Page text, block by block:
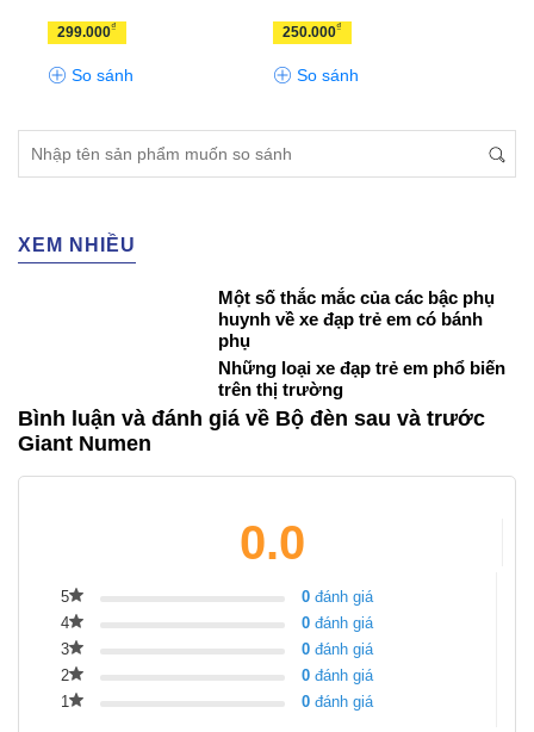
299.000₫
So sánh
250.000₫
So sánh
XEM NHIỀU
Một số thắc mắc của các bậc phụ
huynh về xe đạp trẻ em có bánh
phụ
Những loại xe đạp trẻ em phổ biến
trên thị trường
Bình luận và đánh giá về Bộ đèn sau và trước
Giant Numen
0.0
5 0 đánh giá
4
0 đánh giá
3
0 đánh giá
2
0 đánh giá
1
0 đánh giá